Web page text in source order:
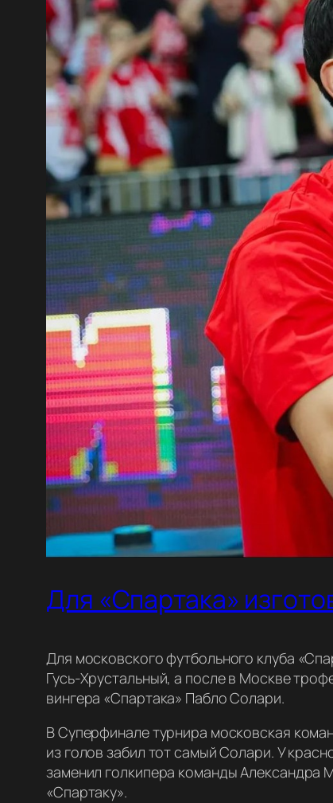
Для «Спартака»
Для московского футбольного клуба
Гусь-Хрустальный, а после в Москве
вингера «Спартака» Пабло Солари.
В Суперфинале турнира московская
из голов забил тот самый Солари. У
заменил голкипера команды Александра
«Спартаку».